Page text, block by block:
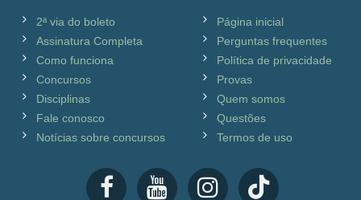
2ª via do boleto
Assinatura Completa
Como funciona
Concursos
Disciplinas
Fale conosco
Notícias sobre concursos
Página inicial
Perguntas frequentes
Política de privacidade
Provas
Quem somos
Questões
Termos de uso